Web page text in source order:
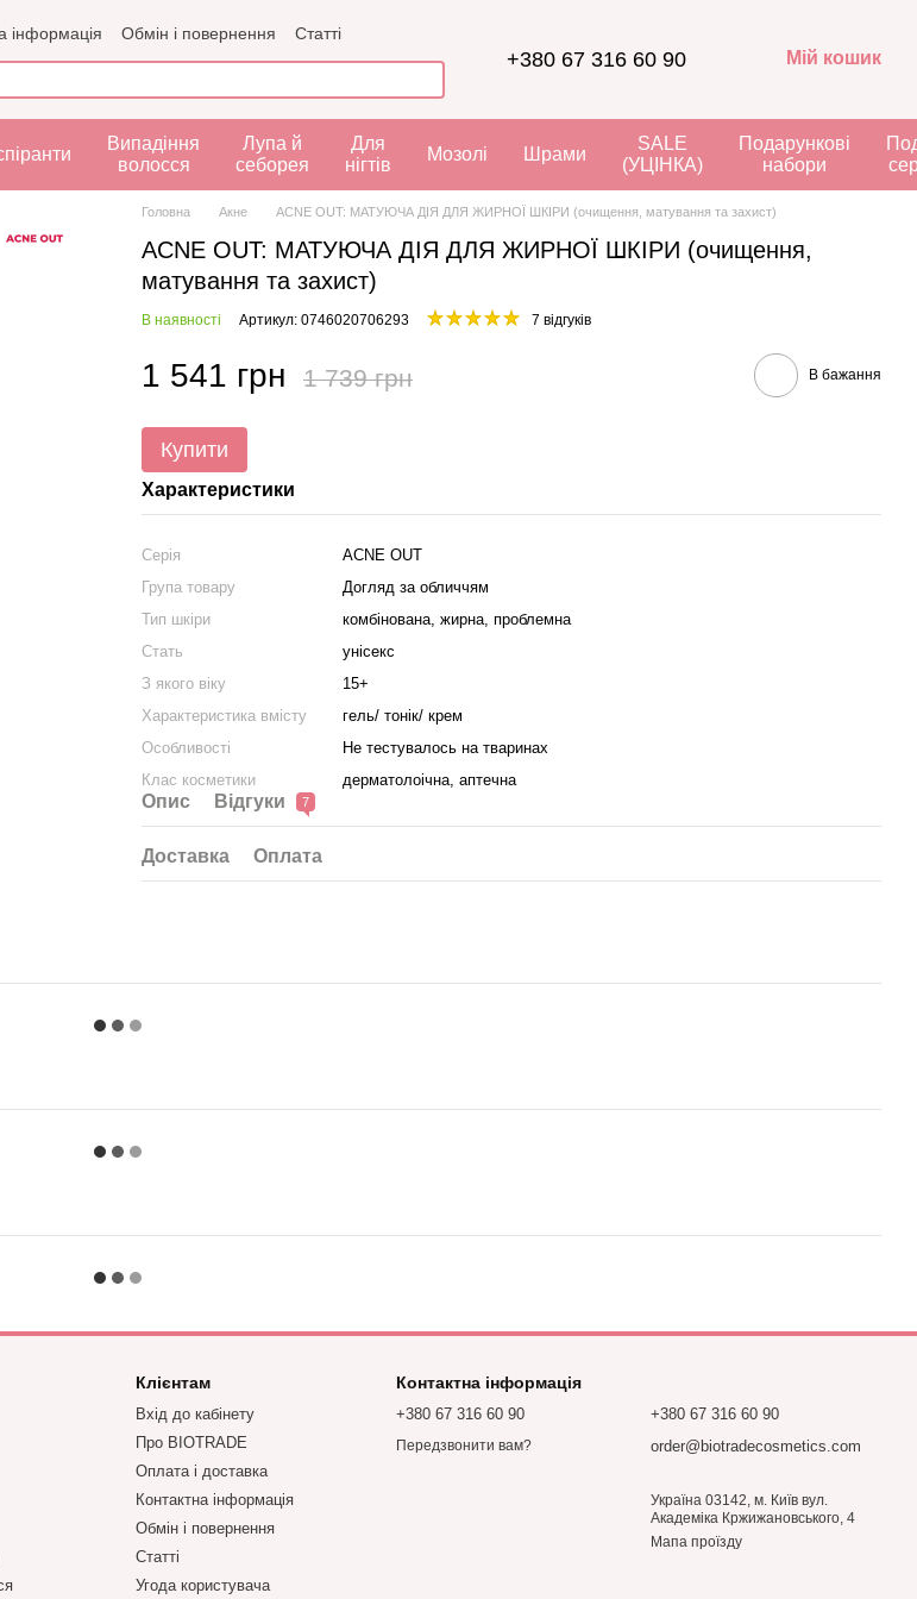
інформація Обмін і повернення
Статті
+380 67 316 60 90 Мій кошик
Випадіння
волосся
Лупа й
себорея
Для
нігтів
Мозолі Шрами
SALE
(УЦІНКА)
Подарункові
набори
Головна Акне ACNE OUT: МАТУЮЧА ДІЯ ДЛЯ ЖИРНОЇ ШКІРИ (очищення, матування та захист)
ACNE OUT: МАТУЮЧА ДІЯ ДЛЯ ЖИРНОЇ ШКІРИ (очищення,
матування та захист)
В наявності Артикул: 0746020706293 7 відгуків
1 541 грн 1 739 грн В бажання
Купити
Характеристики
Серія
ACNE OUT
Група товару
Догляд за обличчям
Тип шкіри
комбінована, жирна, проблемна
Стать
унісекс
З якого віку
15+
Характеристика вмісту
гель/ тонік/ крем
Особливості
Не тестувалось на тваринах
Клас косметики
дерматолоічна, аптечна
Опис Відгуки 7
Доставка Оплата
Клієнтам
Вхід до кабінету
Про BIOTRADE
Оплата і доставка
Контактна інформація
Обмін і повернення
Статті
Угода користувача
Контактна інформація
+380 67 316 60 90
Передзвонити вам?
+380 67 316 60 90
order@biotradecosmetics.com
Україна 03142, м. Київ вул.
Академіка Кржижановського, 4
Мапа проїзду